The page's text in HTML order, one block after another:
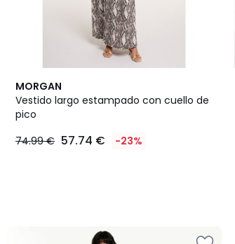
MORGAN
Vestido largo estampado con cuello de
pico
74.99 € 57.74 € -23%